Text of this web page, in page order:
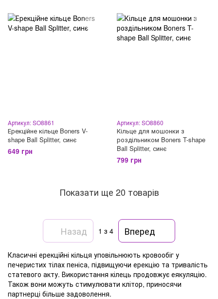
Артикул: SO8861
Ерекційне кільце Boners V-
shape Ball Splitter, синє
649 грн
Артикул: SO8860
Кільце для мошонки з
роздільником Boners T-shape
Ball Splitter, синє
799 грн
Показати ще 20 товарів
Назад 1 з 4 Вперед
Класичні ерекційні кільця уповільнюють кровообіг у
печеристих тілах пеніса, підвищуючи ерекцію та тривалість
статевого акту. Використання кілець продовжує еякуляцію.
Також вони можуть стимулювати клітор, приносячи
партнерці більше задоволення.